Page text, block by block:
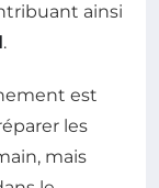
ainsi
.
est
les
mais